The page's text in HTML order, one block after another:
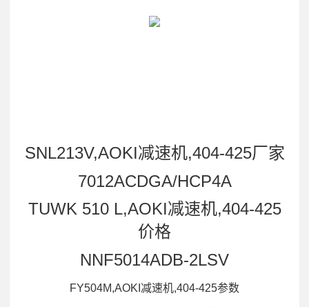
SNL213V,AOKI减速机,404-425厂家
7012ACDGA/HCP4A
TUWK 510 L,AOKI减速机,404-425
价格
NNF5014ADB-2LSV
FY504M,AOKI减速机,404-425参数